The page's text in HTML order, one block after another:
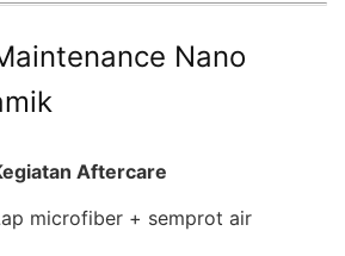
Nano
Aftercare
microfiber + semprot air